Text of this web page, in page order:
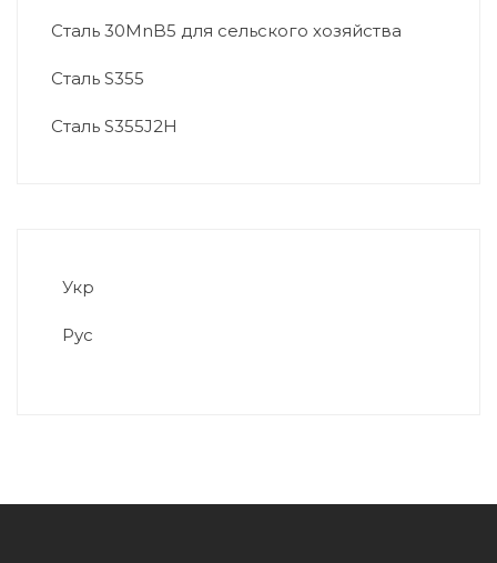
Сталь 30MnB5 для сельского хозяйства
Сталь S355
Сталь S355J2H
Укр
Рус